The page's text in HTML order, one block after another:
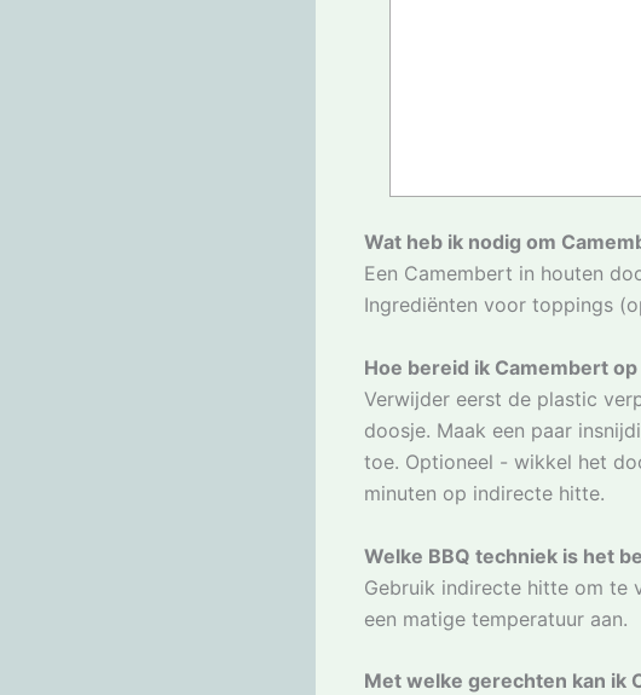
Wat heb ik nodig om
Een Camembert in houten
Ingrediënten voor toppings
Hoe bereid ik Camembert op
Verwijder eerst de plastic
doosje. Maak een paar
toe. Optioneel - wikkel het
minuten op indirecte hitte.
Welke BBQ techniek is het
Gebruik indirecte hitte om te
een matige temperatuur aan.
Met welke gerechten kan ik